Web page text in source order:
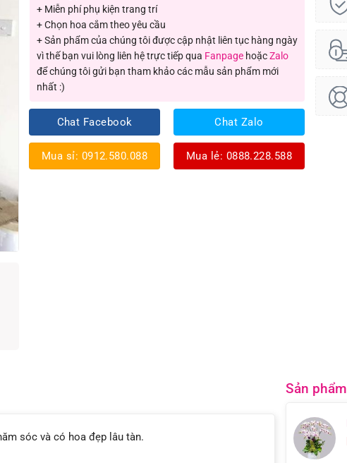
+ Miễn phí phụ kiện trang trí
+ Chọn hoa cắm theo yêu cầu
+ Sản phẩm của chúng tôi được cập nhật liên tục hàng ngày
vì thế bạn vui lòng liên hệ trực tiếp qua FanpagehoặcZalo
để chúng tôi gửi bạn tham khảo các mẫu sản phẩm mới
nhất :)
Chat Facebook
Mua sỉ: 0912.580.088
Chat Zalo
Mua lẻ: 0888.228.588
sóc và có hoa đẹp lâu tàn.
Sản phẩm